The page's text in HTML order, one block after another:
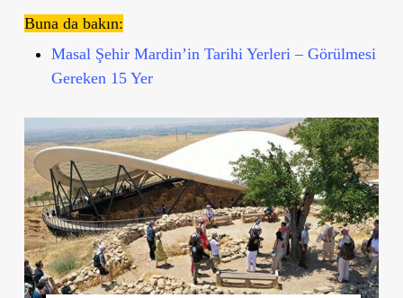
Buna da bakın:
Masal Şehir Mardin’in Tarihi Yerleri – Görülmesi
Gereken 15 Yer